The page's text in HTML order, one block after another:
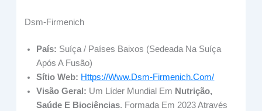
Dsm-Firmenich
País: Suíça / Países Baixos (sedeada Na Suíça
Após A Fusão)
Sítio Web: Https://www.dsm-Firmenich.com/
Visão Geral: Um Líder Mundial Em Nutrição,
Saúde E Biociências. Formada Em 2023 Através